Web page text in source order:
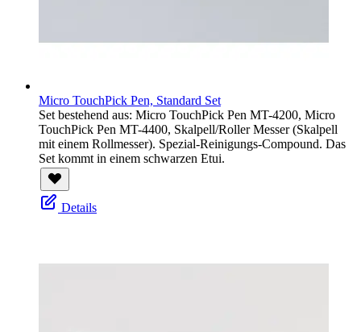
Micro TouchPick Pen, Standard Set
Set bestehend aus: Micro TouchPick Pen MT-4200, Micro
TouchPick Pen MT-4400, Skalpell/Roller Messer (Skalpell
mit einem Rollmesser). Spezial-Reinigungs-Compound. Das
Set kommt in einem schwarzen Etui.
Details